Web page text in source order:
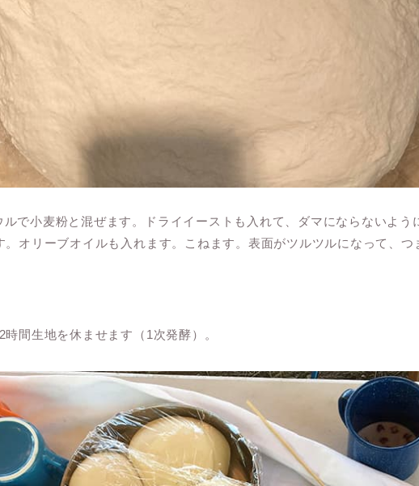
で小麦粉と混ぜます。ドライイーストも入れて、ダマにならないよう
オリーブオイルも入れます。こねます。表面がツルツルになって、つ
間生地を休ませます（1次発酵）。